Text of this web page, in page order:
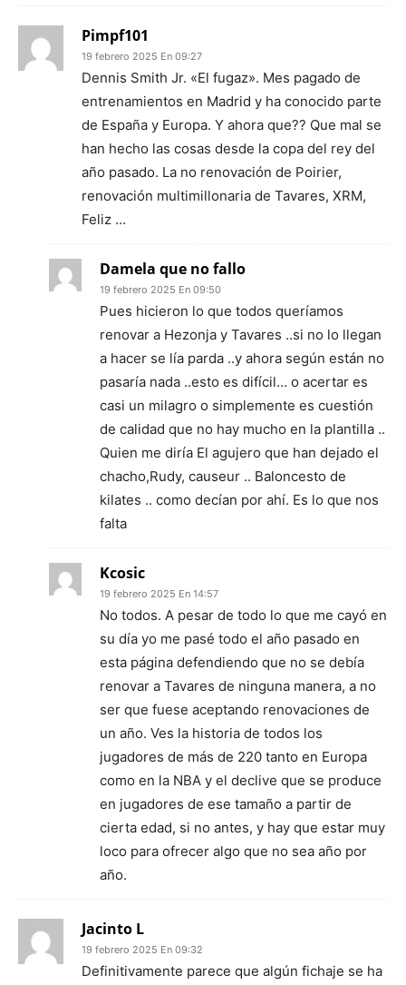
Pimpf101
19 febrero 2025 En 09:27
Dennis Smith Jr. «El fugaz». Mes pagado de
entrenamientos en Madrid y ha conocido parte
de España y Europa. Y ahora que?? Que mal se
han hecho las cosas desde la copa del rey del
año pasado. La no renovación de Poirier,
renovación multimillonaria de Tavares, XRM,
Feliz …
Damela que no fallo
19 febrero 2025 En 09:50
Pues hicieron lo que todos queríamos
renovar a Hezonja y Tavares ..si no lo llegan
a hacer se lía parda ..y ahora según están no
pasaría nada ..esto es difícil… o acertar es
casi un milagro o simplemente es cuestión
de calidad que no hay mucho en la plantilla ..
Quien me diría El agujero que han dejado el
chacho,Rudy, causeur .. Baloncesto de
kilates .. como decían por ahí. Es lo que nos
falta
Kcosic
19 febrero 2025 En 14:57
No todos. A pesar de todo lo que me cayó en
su día yo me pasé todo el año pasado en
esta página defendiendo que no se debía
renovar a Tavares de ninguna manera, a no
ser que fuese aceptando renovaciones de
un año. Ves la historia de todos los
jugadores de más de 220 tanto en Europa
como en la NBA y el declive que se produce
en jugadores de ese tamaño a partir de
cierta edad, si no antes, y hay que estar muy
loco para ofrecer algo que no sea año por
año.
Jacinto L
19 febrero 2025 En 09:32
Definitivamente parece que algún fichaje se ha